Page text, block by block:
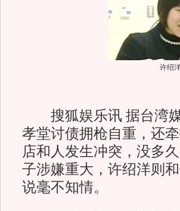
许绍
搜狐娱乐讯 据台湾媒
孝堂讨债拥枪自重，还
店和人发生冲突，没多
子涉嫌重大，许绍洋则
说毫不知情。